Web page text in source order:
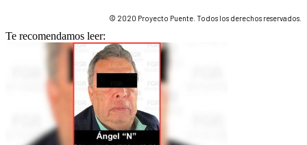
© 2020 Proyecto Puente. Todos los derechos reservados.
Te recomendamos leer: